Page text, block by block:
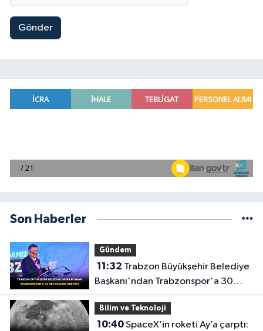
Gönder
Son Haberler
Gündem
11:32
Başkanı'ndan Trabzonspor'a 30
Milyonluk Destek!
Bilim ve Teknoloji
10:40SpaceX’in roketi Ay’a çarptı: